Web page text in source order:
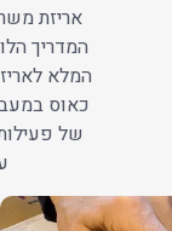
אריזת
המדריך
המלא
כאוס
של